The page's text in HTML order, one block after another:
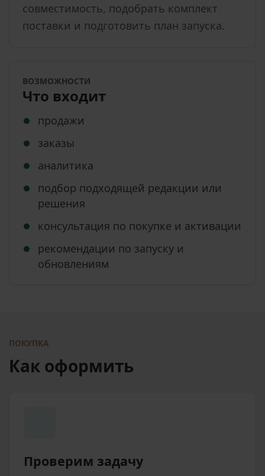
совместимость, подобрать комплект
поставки и подготовить план запуска.
ВОЗМОЖНОСТИ
Что входит
продажи
заказы
аналитика
подбор подходящей редакции или
решения
консультация по покупке и активации
рекомендации по запуску и
обновлениям
ПОКУПКА
Как оформить
Проверим задачу